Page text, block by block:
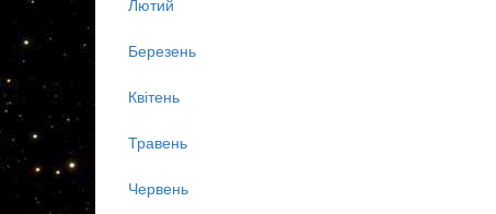
Лютий
Березень
Квітень
Травень
Червень